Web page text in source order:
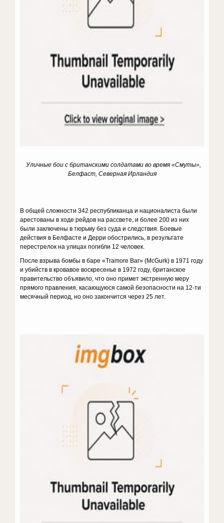
Уличные бои с британскими солдатами во время «Смуты»,
Белфаст, Северная Ирландия
В общей сложности 342 республиканца и националиста были
арестованы в ходе рейдов на рассвете, и более 200 из них
были заключены в тюрьму без суда и следствия. Боевые
действия в Белфасте и Дерри обострились, в результате
перестрелок на улицах погибли 12 человек.
После взрыва бомбы в баре «Tramore Bar» (McGurk) в 1971 году
и убийств в кровавое воскресенье в 1972 году, британское
правительство объявило, что оно примет экстренную меру
прямого правления, касающуюся самой безопасности на 12-ти
месячный период, но оно закончится через 25 лет.